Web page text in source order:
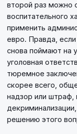
второй раз можно
воспитательного
применить
евро. Правда,
снова поймают на
уголовная
тюремное
скорее всего,
надзор или штраф,
решению этого